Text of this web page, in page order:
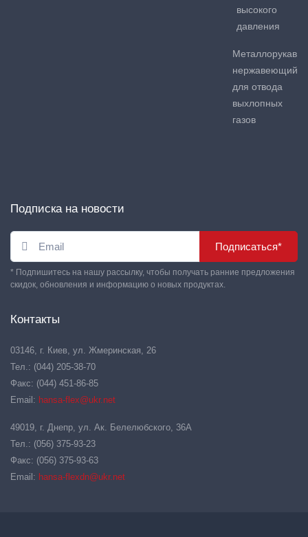
высокого
давления
Металлорукав
нержавеющий
для отвода
выхлопных
газов
Подписка на новости
Подписаться*
* Подпишитесь на нашу рассылку, чтобы получать ранние предложения
скидок, обновления и информацию о новых продуктах.
Контакты
03146, г. Киев, ул. Жмеринская, 26
Тел.: (044) 205-38-70
Факс: (044) 451-86-85
Email: hansa-flex@ukr.net
49019, г. Днепр, ул. Ак. Белелюбского, 36А
Тел.: (056) 375-93-23
Факс: (056) 375-93-63
Email: hansa-flexdn@ukr.net